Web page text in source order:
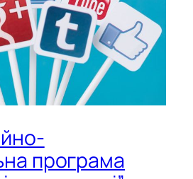
програма